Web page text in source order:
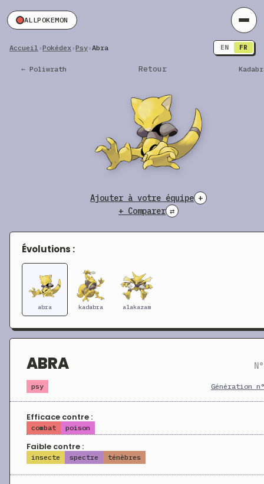
ALLPOKEMON
Accueil ›Pokédex›Psy›Abra EN FR
← Poliwrath Retour
Ajouter à votre équipe +
+ Comparer ⇄
Évolutions :
abra kadabra alakazam
ABRA
psy Génération
Efficace contre :
combat poison
Faible contre :
insecte spectre ténèbres